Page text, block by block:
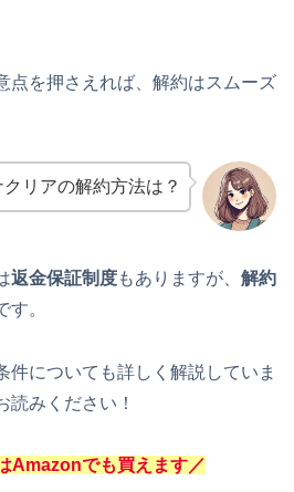
点を押さえれば、解約はスムーズ
クリアの解約方法は？
返金保証制度もありますが、 解約
す。
件についても詳しく解説していま
読みください！
Amazonでも買えます／